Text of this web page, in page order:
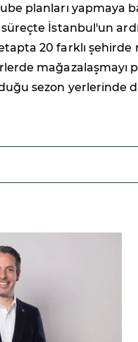
planları yapmaya
süreçte İstanbul'un
20 farklı
mağazalaşmayı
sezon yerlerinde